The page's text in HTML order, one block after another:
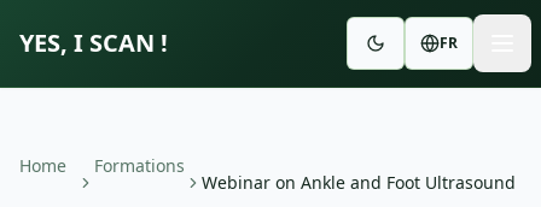
YES, I SCAN ! FR
Home Formations
Webinar on Ankle and Foot Ultrasound